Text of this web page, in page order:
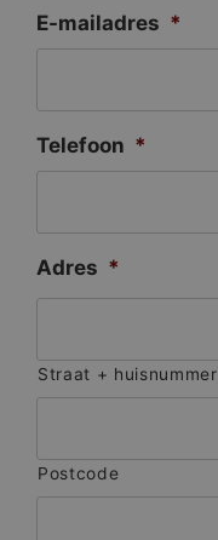
E-mailadres *
Telefoon *
Adres *
Straat + huisnummer
Postcode